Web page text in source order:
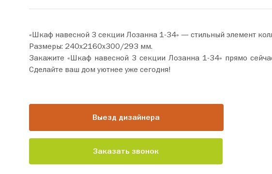
«Шкаф навесной 3 секции Лозанна 1-34» — стильный элемент
Размеры: 240х2160х300/293 мм.
Закажите «Шкаф навесной 3 секции Лозанна 1-34» прямо сейчас по цене от 20 450 руб. Добавьте товар в
Сделайте ваш дом уютнее уже сегодня!
Выезд дизайнера
Заказать звонок